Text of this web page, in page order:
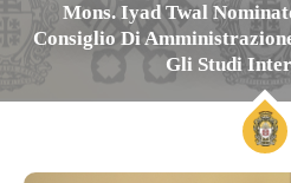
Mons. Iyad Twal
Consiglio Di
Gli Studi